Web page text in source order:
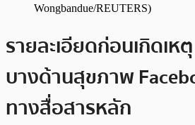
Wongbandue/REUTERS)
รายละเอียดก่อนเกิดเหตุ
บางด้านสุขภาพ
ทางสื่อสารหลัก